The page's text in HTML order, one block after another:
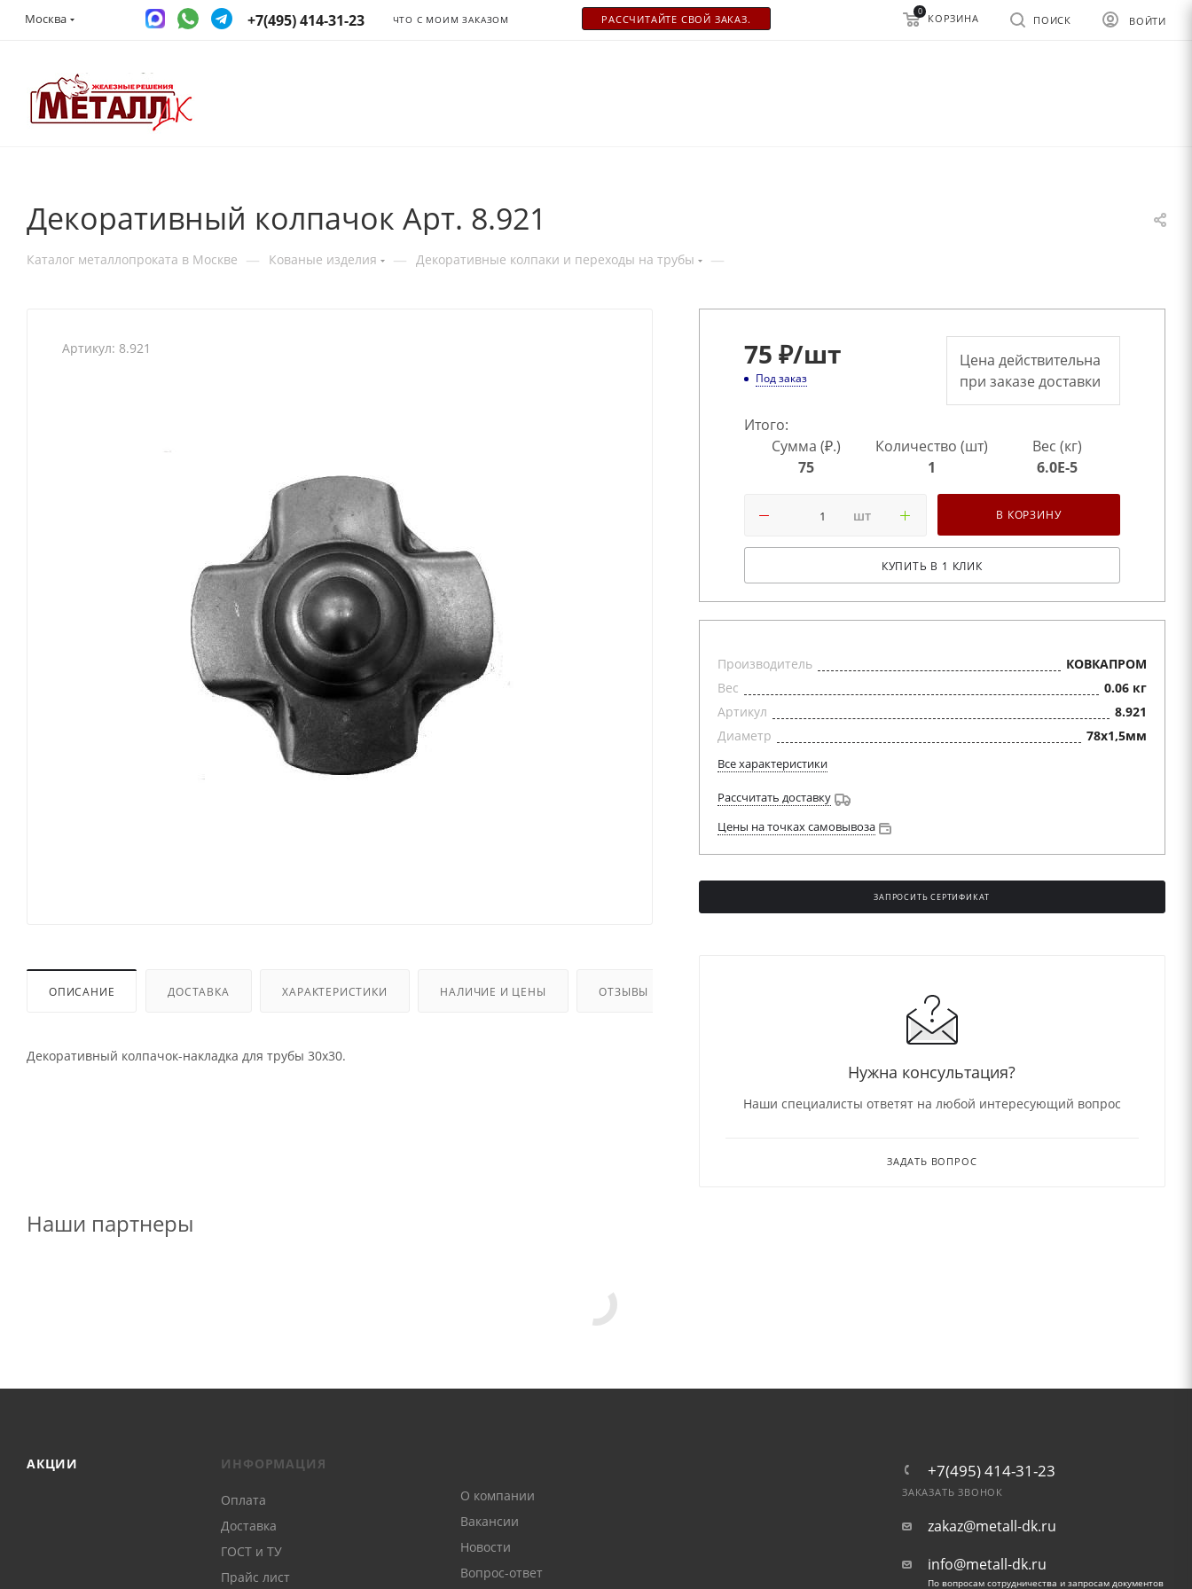
Москва +7(495) 414-31-23 ЧТО С МОИМ ЗАКАЗОМ РАСCЧИТАЙТЕ СВОЙ ЗАКАЗ. ВОЙТИ
ПОИСК
0
КОРЗИНА
Декоративный колпачок Арт. 8.921
Каталог металлопроката в Москве — Кованые изделия — Декоративные колпаки и переходы на трубы —
Артикул: 8.921
ОПИСАНИЕ ДОСТАВКА ХАРАКТЕРИСТИКИ НАЛИЧИЕ И ЦЕНЫ ОТЗЫВЫ
Декоративный колпачок-накладка для трубы 30х30.
75 ₽/шт
Под заказ
Цена действительна
при заказе доставки
Итого:
Сумма (₽.)
75
Количество (шт)
1
Вес (кг)
6.0E-5
шт В КОРЗИНУ
КУПИТЬ В 1 КЛИК
Производитель
КОВКАПРОМ
Вес
0.06 кг
Артикул
8.921
Диаметр
78х1,5мм
Все характеристики
Рассчитать доставку
Цены на точках самовывоза
ЗАПРОСИТЬ СЕРТИФИКАТ
Нужна консультация?
Наши специалисты ответят на любой интересующий вопрос
ЗАДАТЬ ВОПРОС
Наши партнеры
АКЦИИ ИНФОРМАЦИЯ
Оплата
Доставка
ГОСТ и ТУ
Прайс лист
О компании
Вакансии
Новости
Вопрос-ответ
+7(495) 414-31-23
ЗАКАЗАТЬ ЗВОНОК
zakaz@metall-dk.ru
info@metall-dk.ru
По вопросам сотрудничества и запросам документов